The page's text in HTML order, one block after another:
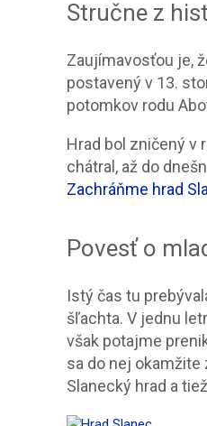
Stručne z
Zaujímavosťou je,
postavený v 13.
potomkov rodu
Hrad bol zničený v
chátral, až do
Zachráňme hrad
Povesť o
Istý čas tu
šľachta. V jednu
však potajme
sa do nej okamžite
Slanecký hrad a